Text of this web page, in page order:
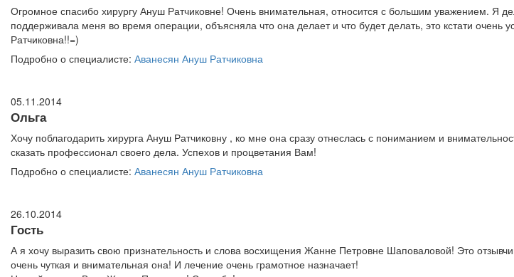
Огромное спасибо хирургу Ануш Ратчиковне! Очень внимательная, относится с большим уважением. Я
поддерживала меня во время операции, объясняла что она делает и что будет делать, это кстати
Ратчиковна!!=)
Подробно о специалисте: Аванесян Ануш Ратчиковна
05.11.2014
Ольга
Хочу поблагодарить хирурга Ануш Ратчиковну , ко мне она сразу отнеслась с пониманием и
сказать профессионал своего дела. Успехов и процветания Вам!
Подробно о специалисте: Аванесян Ануш Ратчиковна
26.10.2014
Гость
А я хочу выразить свою признательность и слова восхищения Жанне Петровне Шаповаловой! Это
очень чуткая и внимательная она! И лечение очень грамотное назначает!